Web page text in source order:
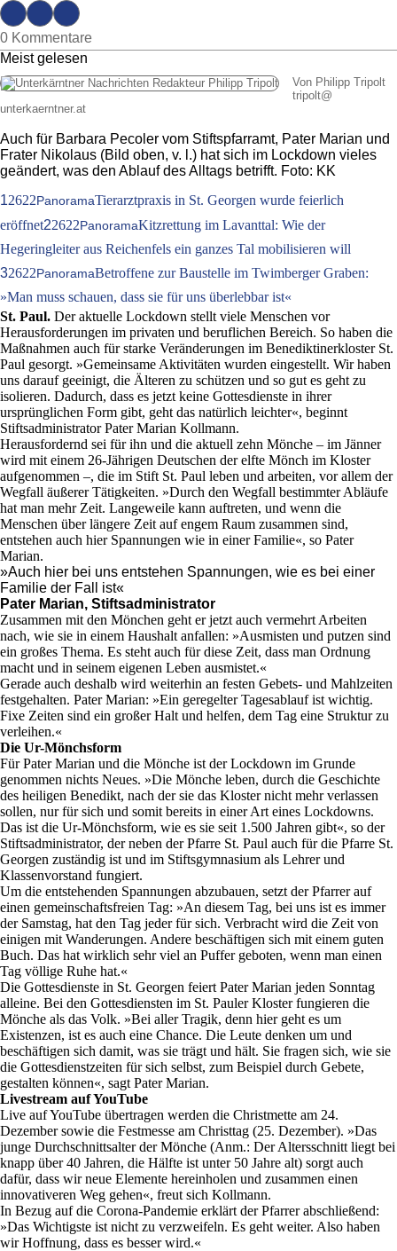
0 Kommentare
Meist gelesen
Von Philipp Tripolt
tripolt@
unterkaerntner.at
Auch für Barbara Pecoler vom Stiftspfarramt, Pater Marian und
Frater Nikolaus (Bild oben, v. l.) hat sich im Lockdown vieles
geändert, was den Ablauf des Alltags betrifft. Foto: KK
12622PanoramaTierarztpraxis in St. Georgen wurde feierlich
eröffnet22622PanoramaKitzrettung im Lavanttal: Wie der
Hegeringleiter aus Reichenfels ein ganzes Tal mobilisieren will
32622PanoramaBetroffene zur Baustelle im Twimberger Graben:
»Man muss schauen, dass sie für uns überlebbar ist«
St. Paul. Der aktuelle Lockdown stellt viele Menschen vor
Herausforderungen im privaten und beruflichen Bereich. So haben die
Maßnahmen auch für starke Veränderungen im Benediktinerkloster St.
Paul gesorgt. »Gemeinsame Aktivitäten wurden eingestellt. Wir haben
uns darauf geeinigt, die Älteren zu schützen und so gut es geht zu
isolieren. Dadurch, dass es jetzt keine Gottesdienste in ihrer
ursprünglichen Form gibt, geht das natürlich leichter«, beginnt
Stiftsadministrator Pater Marian Kollmann.
Herausfordernd sei für ihn und die aktuell zehn Mönche – im Jänner
wird mit einem 26-Jährigen Deutschen der elfte Mönch im Kloster
aufgenommen –, die im Stift St. Paul leben und arbeiten, vor allem der
Wegfall äußerer Tätigkeiten. »Durch den Wegfall bestimmter Abläufe
hat man mehr Zeit. Langeweile kann auftreten, und wenn die
Menschen über längere Zeit auf engem Raum zusammen sind,
entstehen auch hier Spannungen wie in einer Familie«, so Pater
Marian.
»Auch hier bei uns entstehen Spannungen, wie es bei einer
Familie der Fall ist«
Pater Marian, Stiftsadministrator
Zusammen mit den Mönchen geht er jetzt auch vermehrt Arbeiten
nach, wie sie in einem Haushalt anfallen: »Ausmisten und putzen sind
ein großes Thema. Es steht auch für diese Zeit, dass man Ordnung
macht und in seinem eigenen Leben ausmistet.«
Gerade auch deshalb wird weiterhin an festen Gebets- und Mahlzeiten
festgehalten. Pater Marian: »Ein geregelter Tagesablauf ist wichtig.
Fixe Zeiten sind ein großer Halt und helfen, dem Tag eine Struktur zu
verleihen.«
Die Ur-Mönchsform
Für Pater Marian und die Mönche ist der Lockdown im Grunde
genommen nichts Neues. »Die Mönche leben, durch die Geschichte
des heiligen Benedikt, nach der sie das Kloster nicht mehr verlassen
sollen, nur für sich und somit bereits in einer Art eines Lockdowns.
Das ist die Ur-Mönchsform, wie es sie seit 1.500 Jahren gibt«, so der
Stiftsadministrator, der neben der Pfarre St. Paul auch für die Pfarre St.
Georgen zuständig ist und im Stiftsgymnasium als Lehrer und
Klassenvorstand fungiert.
Um die entstehenden Spannungen abzubauen, setzt der Pfarrer auf
einen gemeinschaftsfreien Tag: »An diesem Tag, bei uns ist es immer
der Samstag, hat den Tag jeder für sich. Verbracht wird die Zeit von
einigen mit Wanderungen. Andere beschäftigen sich mit einem guten
Buch. Das hat wirklich sehr viel an Puffer geboten, wenn man einen
Tag völlige Ruhe hat.«
Die Gottesdienste in St. Georgen feiert Pater Marian jeden Sonntag
alleine. Bei den Gottesdiensten im St. Pauler Kloster fungieren die
Mönche als das Volk. »Bei aller Tragik, denn hier geht es um
Existenzen, ist es auch eine Chance. Die Leute denken um und
beschäftigen sich damit, was sie trägt und hält. Sie fragen sich, wie sie
die Gottesdienstzeiten für sich selbst, zum Beispiel durch Gebete,
gestalten können«, sagt Pater Marian.
Livestream auf YouTube
Live auf YouTube übertragen werden die Christmette am 24.
Dezember sowie die Festmesse am Christtag (25. Dezember). »Das
junge Durchschnittsalter der Mönche (Anm.: Der Altersschnitt liegt bei
knapp über 40 Jahren, die Hälfte ist unter 50 Jahre alt) sorgt auch
dafür, dass wir neue Elemente hereinholen und zusammen einen
innovativeren Weg gehen«, freut sich Kollmann.
In Bezug auf die Corona-Pandemie erklärt der Pfarrer abschließend:
»Das Wichtigste ist nicht zu verzweifeln. Es geht weiter. Also haben
wir Hoffnung, dass es besser wird.«